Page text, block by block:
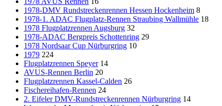
1978-DMV Rundstreckenrennen Hessen Hockenheim 8
1978-1. ADAC Flugplatz-Rennen Straubing Wallmühle 18
1978 Flugplatzrennen Augsburg 32
1978-ADAC Bergpreis Schottenring 29
1978 Nordsaar Cup Nürburgring 10
1979 224
Flugplatzrennen Speyer 14
AVUS-Rennen Berlin 20
Flugplatzrennen Kassel-Calden 26
Fischereihafen-Rennen 24
2. Eifeler DMV-Rundstreckenrennen Nürburgring 14